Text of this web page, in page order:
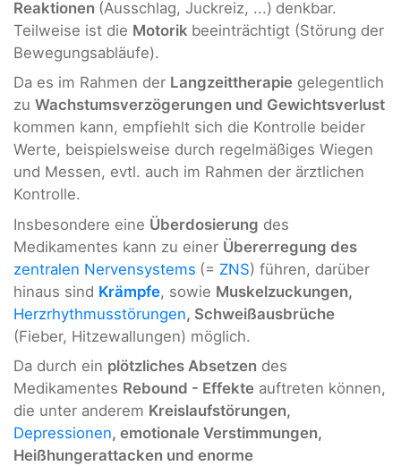
Reaktionen (Ausschlag, Juckreiz, ...) denkbar.
Teilweise ist die Motorik beeinträchtigt (Störung der
Bewegungsabläufe).
Da es im Rahmen der Langzeittherapie gelegentlich
zu Wachstumsverzögerungen und Gewichtsverlust
kommen kann, empfiehlt sich die Kontrolle beider
Werte, beispielsweise durch regelmäßiges Wiegen
und Messen, evtl. auch im Rahmen der ärztlichen
Kontrolle.
Insbesondere eine Überdosierung des
Medikamentes kann zu einer Übererregung des
zentralen Nervensystems (= ZNS) führen, darüber
hinaus sind Krämpfe, sowie Muskelzuckungen,
Herzrhythmusstörungen, Schweißausbrüche
(Fieber, Hitzewallungen) möglich.
Da durch ein plötzliches Absetzen des
Medikamentes Rebound - Effekte auftreten können,
die unter anderem Kreislaufstörungen,
Depressionen, emotionale Verstimmungen,
Heißhungerattacken und enorme